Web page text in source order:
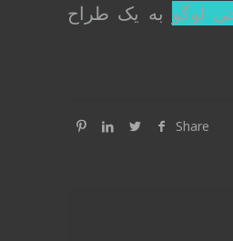
لوگو به یک طراح
Share